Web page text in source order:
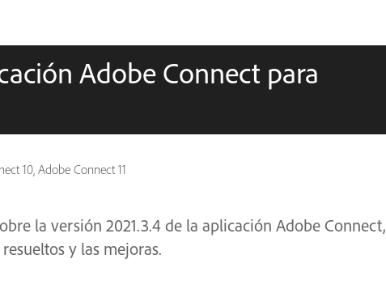
Adobe Connect para
10, Adobe Connect 11
la versión 2021.3.4 de la aplicación Adobe Connect,
y las mejoras.